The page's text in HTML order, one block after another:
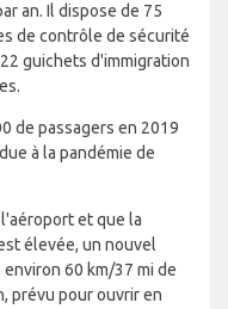
an. Il dispose de 75
de contrôle de sécurité
guichets d'immigration
de passagers en 2019
à la pandémie de
et que la
élevée, un nouvel
60 km/37 mi de
prévu pour ouvrir en